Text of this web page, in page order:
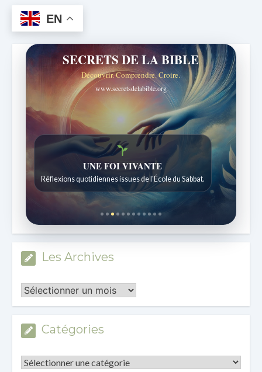
EN
SECRETS DE LA BIBLE
Découvrir. Comprendre. Croire.
www.secretsdelabible.org
Histoires bibliques étonnantes
Histoires pour les enfants de 7 à 12 ans.
Les Archives
Les
Archives
Catégories
Catégories